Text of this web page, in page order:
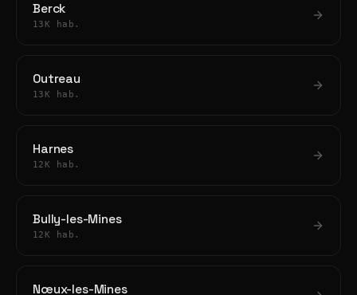
Berck
13K hab.
Outreau
13K hab.
Harnes
12K hab.
Bully-les-Mines
12K hab.
Nœux-les-Mines